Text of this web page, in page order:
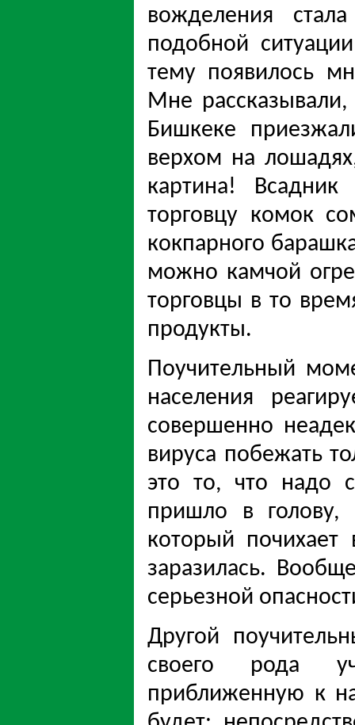
вожделения
подобной
тему появилось
Мне
Бишкеке
верхом на
картина!
торговцу комок
кокпарного
можно камчой
торговцы в то
продукты.
Поучительный
населения
совершенно
вируса побежать
это то, что надо
пришло в голову,
который почихает
заразилась.
серьезной
Другой
своего рода
приближенную к